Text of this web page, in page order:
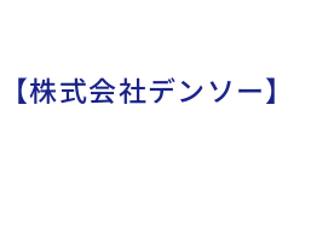
【株式会社デンソー】